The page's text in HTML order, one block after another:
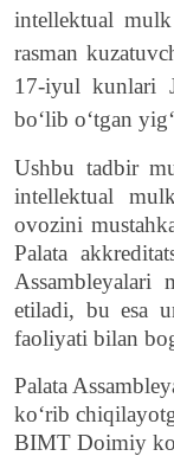
intellektual
rasman
17-iyul kunlari
boʻlib oʻtgan
Ushbu tadbir
intellektual
ovozini
Palata
Assambleyalari
etiladi, bu esa
faoliyati bilan
Palata
ko‘rib
BIMT Doimiy